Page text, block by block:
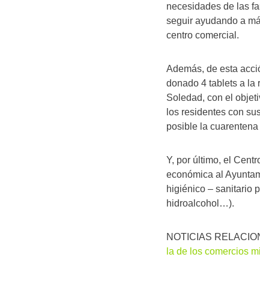
necesidades de las
seguir ayudando a
centro comercial.
Además, de esta
donado 4 tablets a la
Soledad, con el
los residentes con
posible la
Y, por último, el
económica al
higiénico – sanitario
hidroalcohol…).
NOTICIAS
la de los comercios